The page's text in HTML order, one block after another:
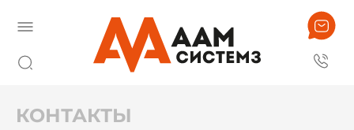
КОНТАКТЫ